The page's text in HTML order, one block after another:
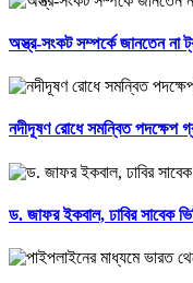
অস্ত্র-সংকট সম্পর্কে জানতেন না
নদীদূষণ রোধে সমন্বিত পদক্ষেপ
ড. জাফর ইকবাল, ঢাবির সাবেক